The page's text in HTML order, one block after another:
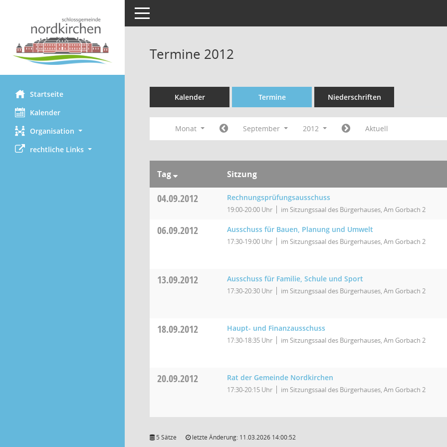
Startseite
Kalender
Organisation
rechtliche Links
Toggle navigation
Termine 2012
Kalender Termine Niederschriften
Monat September 2012 Aktuell
Tag Sitzung
04.09.2012 Rechnungsprüfungsausschuss
19:00-20:00 Uhr im Sitzungssaal des Bürgerhauses, Am Gorbach 2
06.09.2012 Ausschuss für Bauen, Planung und Umwelt
17:30-19:00 Uhr im Sitzungssaal des Bürgerhauses, Am Gorbach 2
13.09.2012 Ausschuss für Familie, Schule und Sport
17:30-20:30 Uhr im Sitzungssaal des Bürgerhauses, Am Gorbach 2
18.09.2012 Haupt- und Finanzausschuss
17:30-18:35 Uhr im Sitzungssaal des Bürgerhauses, Am Gorbach 2
20.09.2012 Rat der Gemeinde Nordkirchen
17:30-20:15 Uhr im Sitzungssaal des Bürgerhauses, Am Gorbach 2
5 Sätze letzte Änderung: 11.03.2026 14:00:52